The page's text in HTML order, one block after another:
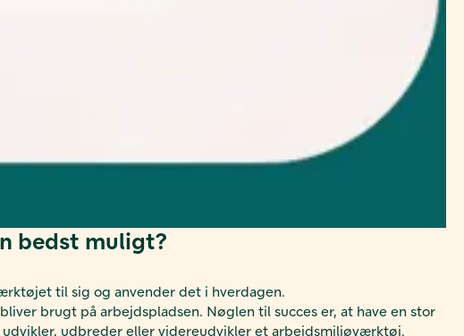
bedst muligt?
til sig og anvender det i hverdagen.
brugt på arbejdspladsen. Nøglen til succes er, at have en stor
udbreder eller videreudvikler et arbejdsmiljøværktøj.